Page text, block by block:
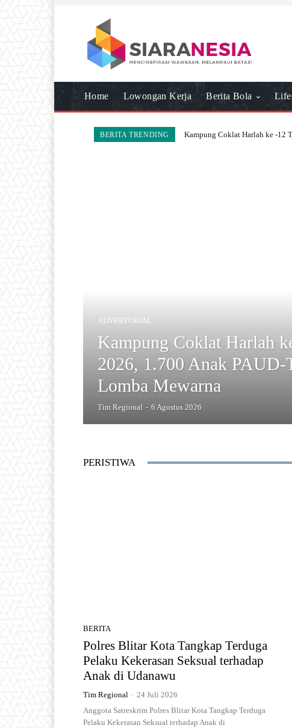
Home Lowongan Kerja Berita Bola
BERITA TRENDING Kampung Coklat Harlah ke -12
ADVERTORIAL
Kampung Coklat Harlah
2026, 1.700 Anak PAUD-
Lomba Mewarna
Tim Regional - 6 Agustus 2026
PERISTIWA
BERITA
Polres Blitar Kota Tangkap Terduga
Pelaku Kekerasan Seksual terhadap
Anak di Udanawu
Tim Regional - 24 Juli 2026
Anggota Satreskrim Polres Blitar Kota Tangkap Terduga
Pelaku Kekerasan Seksual terhadap Anak di